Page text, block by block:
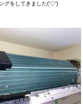
グをしてきました('◇')ゞ